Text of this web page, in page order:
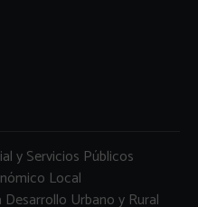
y Servicios Públicos
Local
Urbano y Rural